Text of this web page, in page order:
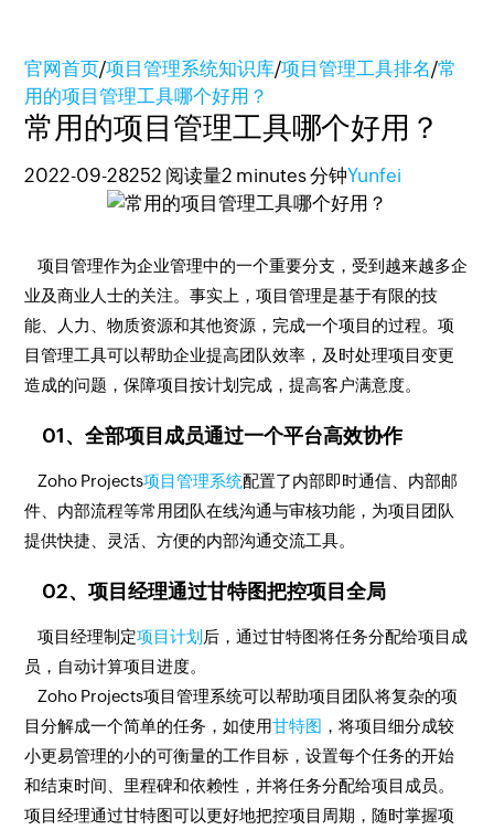
官网首页/项目管理系统知识库/项目管理工具排名/常
用的项目管理工具哪个好用？
常用的项目管理工具哪个好用？
2022-09-28252 阅读量2 minutes 分钟Yunfei
项目管理作为企业管理中的一个重要分支，受到越来越多企
业及商业人士的关注。事实上，项目管理是基于有限的技
能、人力、物质资源和其他资源，完成一个项目的过程。项
目管理工具可以帮助企业提高团队效率，及时处理项目变更
造成的问题，保障项目按计划完成，提高客户满意度。
01、全部项目成员通过一个平台高效协作
Zoho Projects项目管理系统配置了内部即时通信、内部邮
件、内部流程等常用团队在线沟通与审核功能，为项目团队
提供快捷、灵活、方便的内部沟通交流工具。
02、项目经理通过甘特图把控项目全局
项目经理制定项目计划后，通过甘特图将任务分配给项目成
员，自动计算项目进度。
Zoho Projects项目管理系统可以帮助项目团队将复杂的项
目分解成一个简单的任务，如使用甘特图 ，将项目细分成较
小更易管理的小的可衡量的工作目标，设置每个任务的开始
和结束时间、里程碑和依赖性，并将任务分配给项目成员。
项目经理通过甘特图可以更好地把控项目周期，随时掌握项